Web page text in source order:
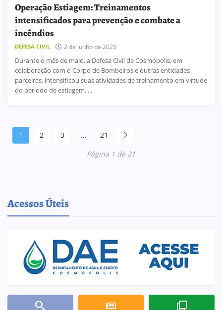
Operação Estiagem: Treinamentos
intensificados para prevenção e combate a
incêndios
DEFESA CIVIL 2 de junho de 2025
Durante o mês de maio, a Defesa Civil de Cosmópolis, em
colaboração com o Corpo de Bombeiros e outras entidades
parceiras, intensificou suas atividades de treinamento em virtude
do período de estiagem. ...
1 2 3 …
21
Página 1 de 21
Acessos Úteis